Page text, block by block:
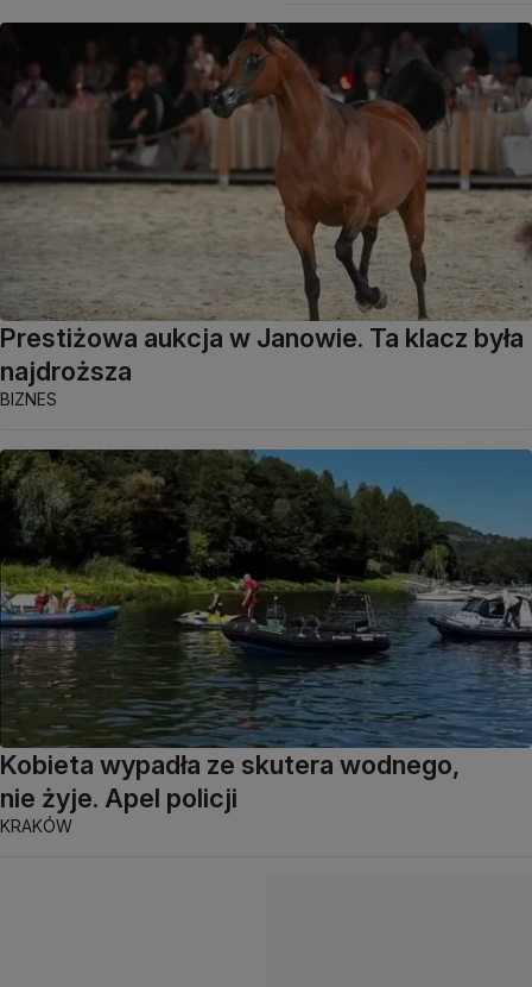
Prestiżowa aukcja w Janowie. Ta klacz była
najdroższa
BIZNES
Kobieta wypadła ze skutera wodnego,
nie żyje. Apel policji
KRAKÓW